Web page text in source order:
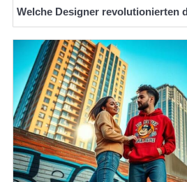
Welche Designer revolutionierten